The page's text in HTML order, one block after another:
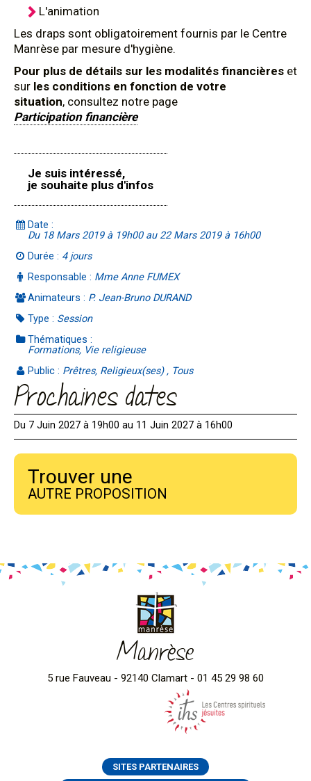
L'animation
Les draps sont obligatoirement fournis par le Centre
Manrèse par mesure d'hygiène.
Pour plus de détails sur les modalités financières et
sur les conditions en fonction de votre
situation, consultez notre page
Participation financière
Je suis intéressé,
je souhaite plus d'infos
Date :
Du 18 Mars 2019 à 19h00 au 22 Mars 2019 à 16h00
Durée : 4 jours
Responsable : Mme Anne FUMEX
Animateurs : P. Jean-Bruno DURAND
Type : Session
Thématiques :
Formations, Vie religieuse
Public : Prêtres, Religieux(ses) , Tous
Prochaines dates
Du 7 Juin 2027 à 19h00 au 11 Juin 2027 à 16h00
Trouver une
AUTRE PROPOSITION
Manrèse
5 rue Fauveau - 92140 Clamart - 01 45 29 98 60
SITES PARTENAIRES